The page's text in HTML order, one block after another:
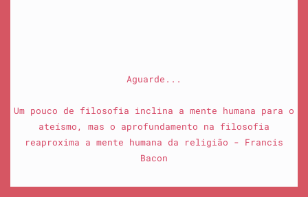
Aguarde...
Um pouco de filosofia inclina a mente humana para o
ateísmo, mas o aprofundamento na filosofia
reaproxima a mente humana da religião - Francis
Bacon